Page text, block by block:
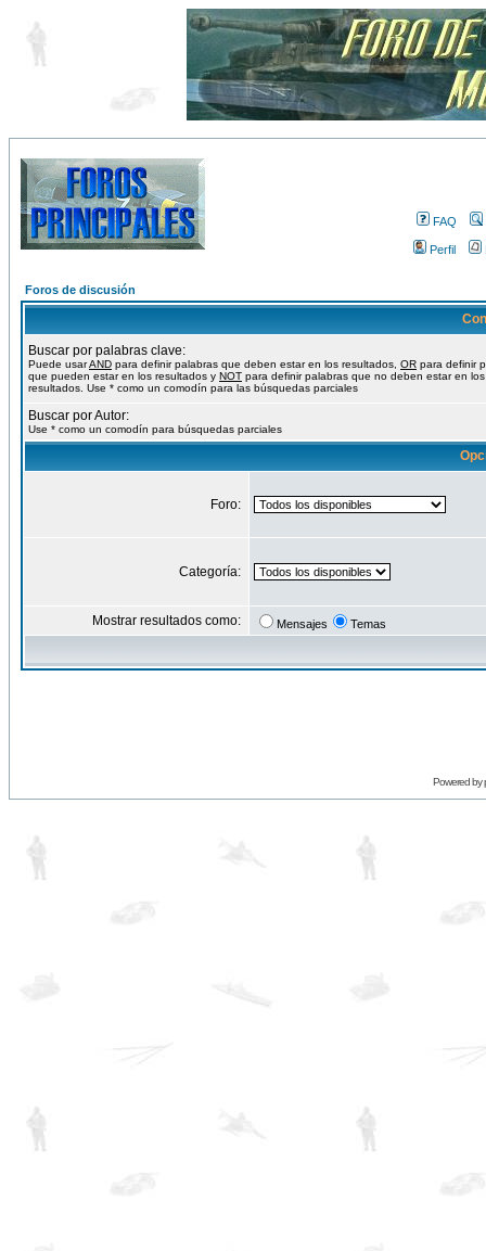
FAQ
Perfil
Foros de discusión
Buscar por palabras clave:
Puede usarAND para definir palabras que deben estar en los resultados, OR para definir
que pueden estar en los resultados y NOT para definir palabras que no deben estar en los
resultados. Use * como un comodín para las búsquedas parciales
Buscar por Autor:
Use * como un comodín para búsquedas parciales
Foro:
Categoría:
Mostrar resultados como: Mensajes Temas
Powered by